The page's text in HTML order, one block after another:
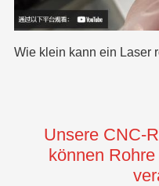
Wie klein kann ein Laser
Unsere CNC-
können